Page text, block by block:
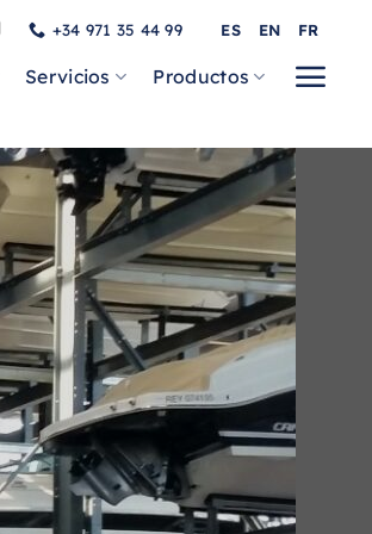
+34 971 35 44 99 ES EN FR
Servicios Productos